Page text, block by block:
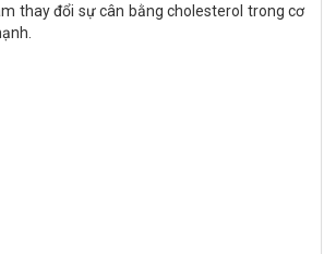
thay đổi sự cân bằng cholesterol trong cơ